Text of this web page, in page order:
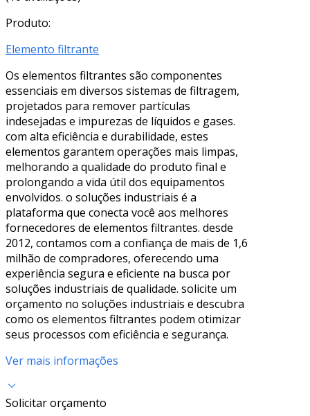
Produto:
Elemento filtrante
Os elementos filtrantes são componentes
essenciais em diversos sistemas de filtragem,
projetados para remover partículas
indesejadas e impurezas de líquidos e gases.
com alta eficiência e durabilidade, estes
elementos garantem operações mais limpas,
melhorando a qualidade do produto final e
prolongando a vida útil dos equipamentos
envolvidos. o soluções industriais é a
plataforma que conecta você aos melhores
fornecedores de elementos filtrantes. desde
2012, contamos com a confiança de mais de 1,6
milhão de compradores, oferecendo uma
experiência segura e eficiente na busca por
soluções industriais de qualidade. solicite um
orçamento no soluções industriais e descubra
como os elementos filtrantes podem otimizar
seus processos com eficiência e segurança.
Ver mais informações
Solicitar orçamento